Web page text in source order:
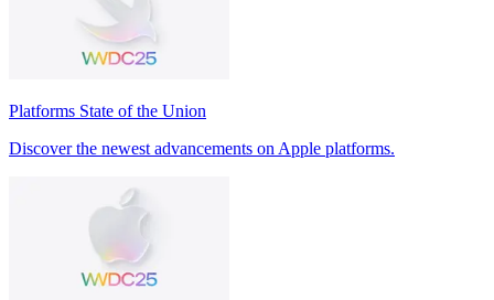
Platforms State of the Union
Discover the newest advancements on Apple platforms.